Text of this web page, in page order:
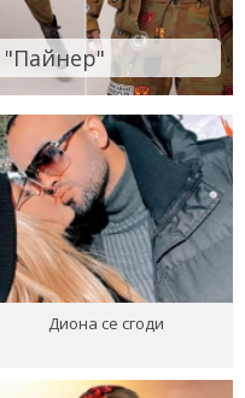
Диона се сгоди